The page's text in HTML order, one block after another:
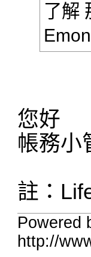
了解
您好
帳務小
註：
Powered
http://